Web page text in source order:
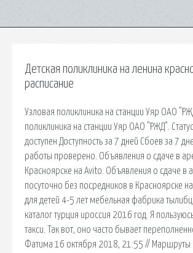
Детская поликлиника на ленина
расписание
Узловая поликлиника на станции Уяр ОАО
поликлиника на станции Уяр ОАО "РЖД".
доступен Доступность за 7 дней Сбоев за 7
работы проверено. Объявления о сдаче в
Красноярске на Avito. Объявления о сдаче в
посуточно без посредников в Красноярске
для детей 4-5 лет мебельная фабрика
каталог турция ироссия 2016 год. Я
такси. Так вот, оно часто бывает
Фатима 16 октября 2018, 21:55 // Маршруты